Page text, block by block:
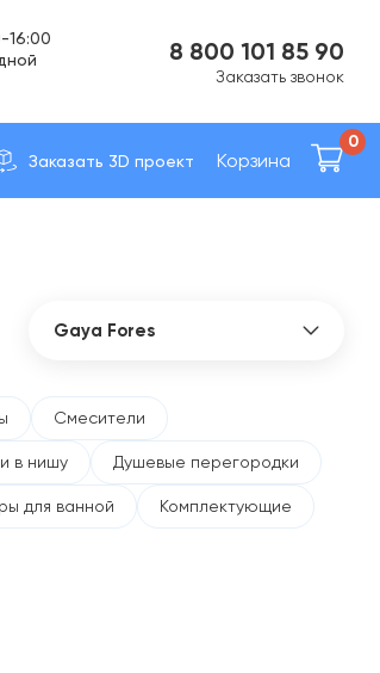
по вcей России
8 800 101 85 90
Заказать звонок
Заказать 3D проект Корзина
0
Gaya Fores
41zero42
Abber
Allen Brau
AltroBagno
Смесители
в нишу Душевые перегородки
для ванной Комплектующие